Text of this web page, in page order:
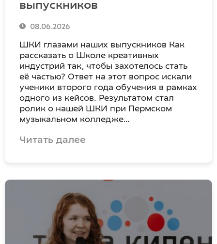
выпускников
08.06.2026
ШКИ глазами наших выпускников Как
рассказать о Школе креативных
индустрий так, чтобы захотелось стать
её частью? Ответ на этот вопрос искали
ученики второго года обучения в рамках
одного из кейсов. Результатом стал
ролик о нашей ШКИ при Пермском
музыкальном колледже…
Читать далее